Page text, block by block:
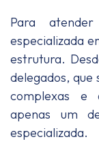
Para
especializada
estrutura.
delegados, que
complexas e
apenas um
especializada.